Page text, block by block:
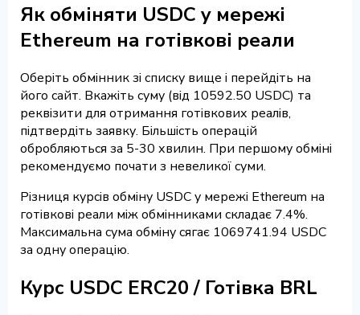
Як обміняти USDC у мережі
Ethereum на готівкові реали
Оберіть обмінник зі списку вище і перейдіть на
його сайт. Вкажіть суму (від 10592.50 USDC) та
реквізити для отримання готівкових реалів,
підтвердіть заявку. Більшість операцій
обробляються за 5-30 хвилин. При першому обміні
рекомендуємо почати з невеликої суми.
Різниця курсів обміну USDC у мережі Ethereum на
готівкові реали між обмінниками складає 7.4%.
Максимальна сума обміну сягає 1069741.94 USDC
за одну операцію.
Курс USDC ERC20 / Готівка BRL